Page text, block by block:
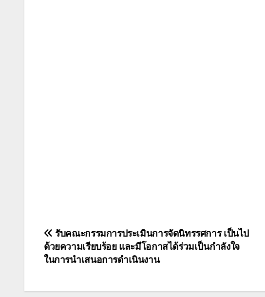
แนะแนว
เรื่อง
รับคณะกรรมการประเมินการจัดนิทรรศการ เป็นไป
ด้วยความเรียบร้อย และมีโอกาสได้ร่วมเป็นกำลังใจ
ในการนำเสนอการดำเนินงาน